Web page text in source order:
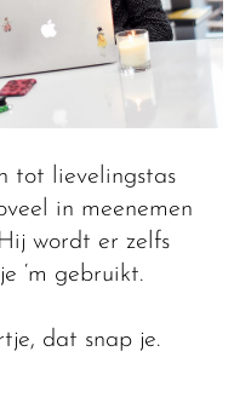
tot lievelingstas
in meenemen
wordt er zelfs
‘m gebruikt.
dat snap je.